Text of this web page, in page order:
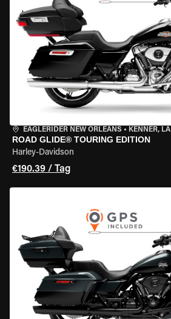
EAGLERIDER NEW ORLEANS • KENNER, LA
ROAD GLIDE® TOURING EDITION
Harley-Davidson
€190.39 / Tag